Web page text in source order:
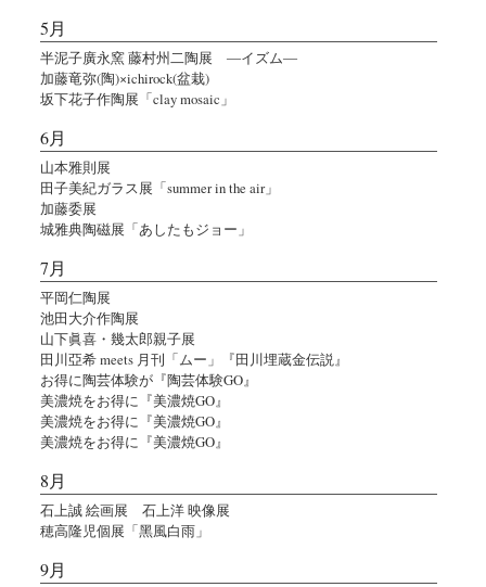
5月
半泥子廣永窯 藤村州二陶展 ―イズム―
加藤竜弥(陶)×ichirock(盆栽)
坂下花子作陶展「clay mosaic」
6月
山本雅則展
田子美紀ガラス展「summer in the air」
加藤委展
城雅典陶磁展「あしたもジョー」
7月
平岡仁陶展
池田大介作陶展
山下眞喜・幾太郎親子展
田川亞希 meets 月刊「ムー」『田川埋蔵金伝説』
お得に陶芸体験が『陶芸体験GO』
美濃焼をお得に『美濃焼GO』
美濃焼をお得に『美濃焼GO』
美濃焼をお得に『美濃焼GO』
8月
石上誠 絵画展 石上洋 映像展
穂高隆児個展「黑風白雨」
9月